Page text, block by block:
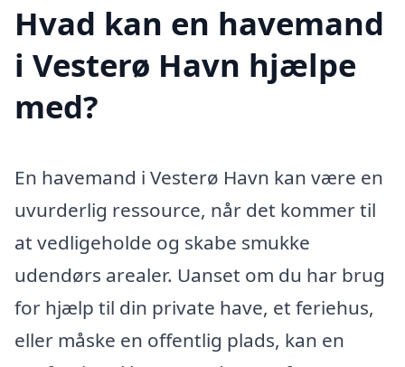
Hvad kan en havemand
i Vesterø Havn hjælpe
med?
En havemand i Vesterø Havn kan være en
uvurderlig ressource, når det kommer til
at vedligeholde og skabe smukke
udendørs arealer. Uanset om du har brug
for hjælp til din private have, et feriehus,
eller måske en offentlig plads, kan en